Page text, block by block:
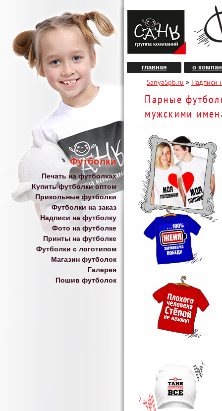
главная о
Футболки
Печать на футболках
Купить футболки оптом
Прикольные футболки
Футболки на заказ
Надписи на футболку
Фото на футболке
Принты на футболке
Футболки с логотипом
Магазин футболок
Галерея
Пошив футболок
SanyaSpb.ru » Надписи
Парные
мужскими